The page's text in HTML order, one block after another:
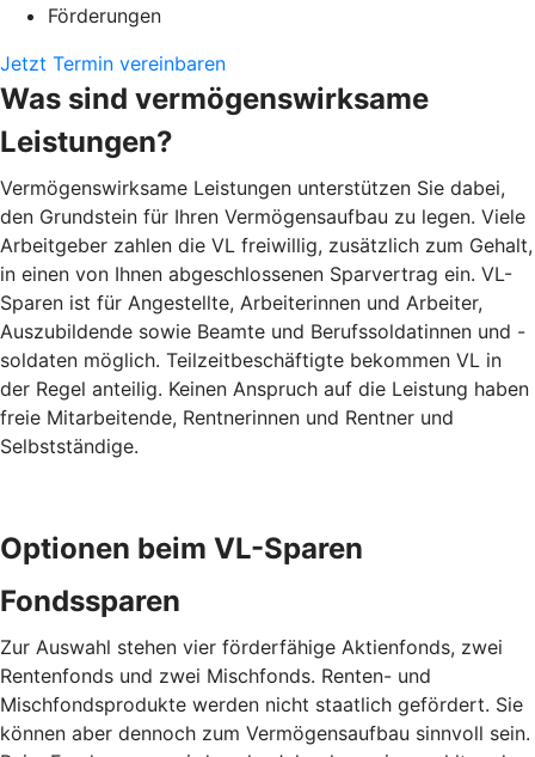
Förderungen
Jetzt Termin vereinbaren
Was sind vermögenswirksame
Leistungen?
Vermögenswirksame Leistungen unterstützen Sie dabei,
den Grundstein für Ihren Vermögensaufbau zu legen. Viele
Arbeitgeber zahlen die VL freiwillig, zusätzlich zum Gehalt,
in einen von Ihnen abgeschlossenen Sparvertrag ein. VL-
Sparen ist für Angestellte, Arbeiterinnen und Arbeiter,
Auszubildende sowie Beamte und Berufssoldatinnen und -
soldaten möglich. Teilzeitbeschäftigte bekommen VL in
der Regel anteilig. Keinen Anspruch auf die Leistung haben
freie Mitarbeitende, Rentnerinnen und Rentner und
Selbstständige.
Optionen beim VL-Sparen
Fondssparen
Zur Auswahl stehen vier förderfähige Aktienfonds, zwei
Rentenfonds und zwei Mischfonds. Renten- und
Mischfondsprodukte werden nicht staatlich gefördert. Sie
können aber dennoch zum Vermögensaufbau sinnvoll sein.